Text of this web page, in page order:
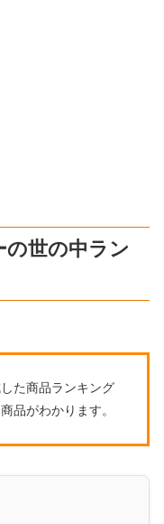
の世の中ラン
た商品ランキング
品がわかります。